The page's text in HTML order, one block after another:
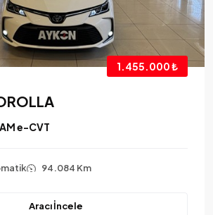
1.335.000 ₺
65.125 Km
Aracı İncele